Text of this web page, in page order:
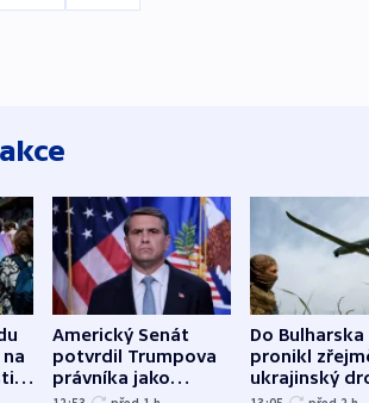
i
Americký Senát
potvrdil Trumpova
právníka jako
Do Bulharska
pronikl
ukrajinský